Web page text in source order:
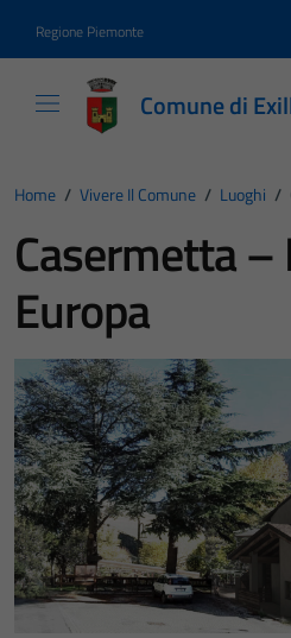
Regione Piemonte
Comune di
Home / Vivere Il Comune / Luoghi /
Casermetta –
Europa